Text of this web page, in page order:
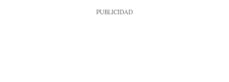
PUBLICIDAD